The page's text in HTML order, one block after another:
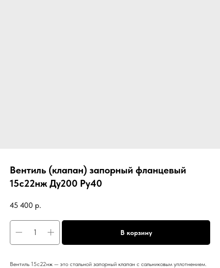
Вентиль (клапан) запорный фланцевый
15с22нж Ду200 Ру40
45 400 р.
В корзину
Вентиль 15с22нж — это стальной запорный клапан с сальниковым уплотнением.